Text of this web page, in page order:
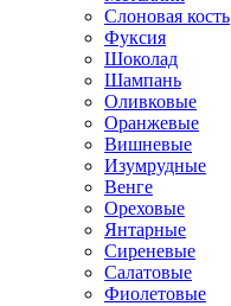
Слоновая кость
Фуксия
Шоколад
Шампань
Оливковые
Оранжевые
Вишневые
Изумрудные
Венге
Ореховые
Янтарные
Сиреневые
Салатовые
Фиолетовые